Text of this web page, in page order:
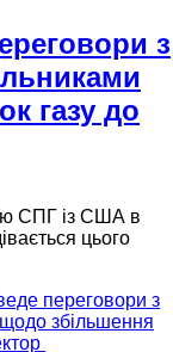
з
газу до
СПГ із США в
цього
переговори з
збільшення